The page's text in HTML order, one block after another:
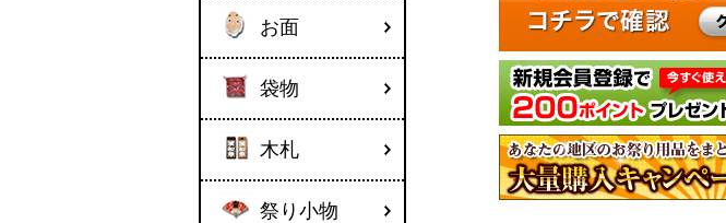
お面
袋物
木札
祭り小物